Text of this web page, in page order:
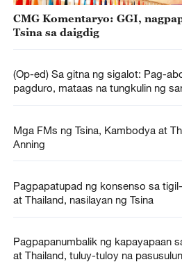
CMG Komentaryo: GGI,
Tsina sa daigdig
(Op-ed) Sa gitna ng sigalot: Pag-
pagduro, mataas na tungkulin ng
Mga FMs ng Tsina, Kambodya at
Anning
Pagpapatupad ng konsenso sa
at Thailand, nasilayan ng Tsina
Pagpapanumbalik ng kapayapaan
at Thailand, tuluy-tuloy na